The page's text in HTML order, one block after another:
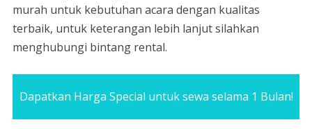
murah untuk kebutuhan acara dengan kualitas
terbaik, untuk keterangan lebih lanjut silahkan
menghubungi bintang rental.
Dapatkan Harga Special untuk sewa selama 1 Bulan!